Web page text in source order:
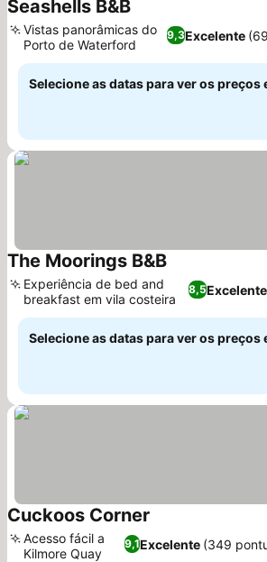
Seashells B&B
9,3Excelente
Vistas panorâmicas do
Porto de Waterford
Selecione as datas para ver os preços
The Moorings B&B
8,5Excelente
Experiência de bed and
breakfast em vila costeira
Selecione as datas para ver os preços
Cuckoos Corner
9,1Excelente (349
Acesso fácil a
Kilmore Quay